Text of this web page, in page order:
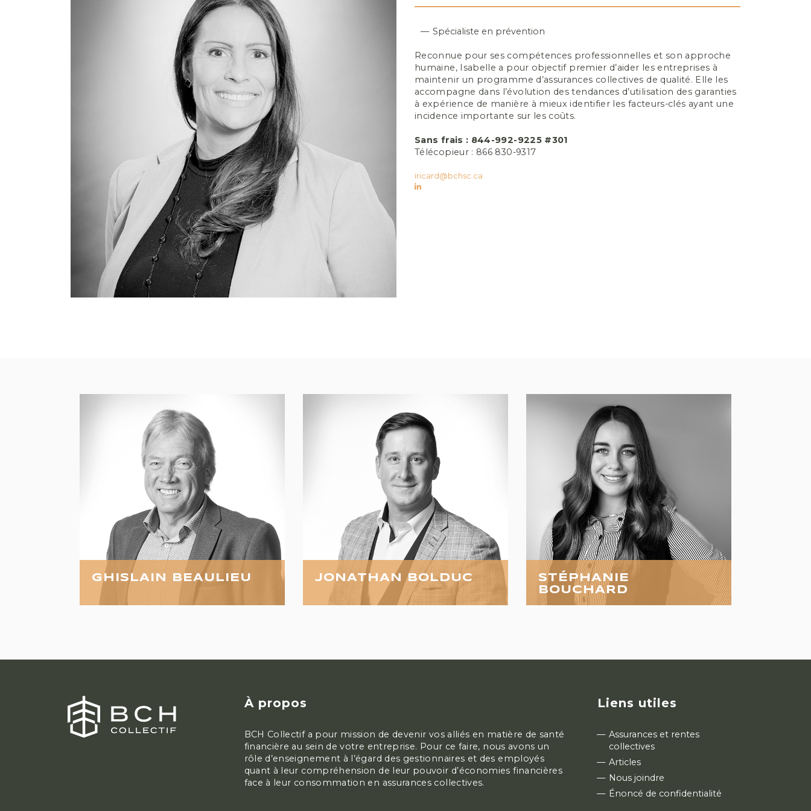
Spécialiste en prévention
Reconnue pour ses compétences professionnelles et son approche
humaine, Isabelle a pour objectif premier d’aider les entreprises à
maintenir un programme d’assurances collectives de qualité. Elle les
accompagne dans l’évolution des tendances d’utilisation des garanties
à expérience de manière à mieux identifier les facteurs-clés ayant une
incidence importante sur les coûts.
Sans frais : 844-992-9225 #301
Télécopieur : 866 830-9317
iricard@bchsc.ca
GHISLAIN BEAULIEU JONATHAN BOLDUC
STÉPHANIE
BOUCHARD
À propos
BCH Collectif a pour mission de devenir vos alliés en matière de santé
financière au sein de votre entreprise. Pour ce faire, nous avons un
rôle d’enseignement à l’égard des gestionnaires et des employés
quant à leur compréhension de leur pouvoir d’économies financières
face à leur consommation en assurances collectives.
Liens utiles
Assurances et rentes
collectives
Articles
Nous joindre
Énoncé de confidentialité